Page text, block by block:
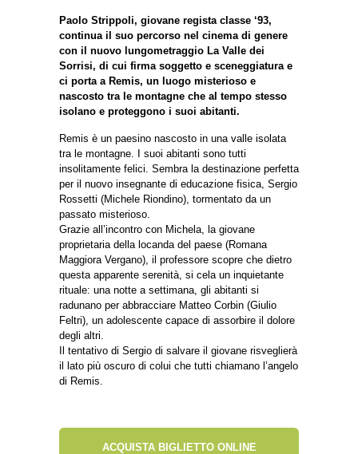
Paolo Strippoli, giovane regista classe ‘93,
continua il suo percorso nel cinema di genere
con il nuovo lungometraggio La Valle dei
Sorrisi, di cui firma soggetto e sceneggiatura e
ci porta a Remis, un luogo misterioso e
nascosto tra le montagne che al tempo stesso
isolano e proteggono i suoi abitanti.
Remis è un paesino nascosto in una valle isolata
tra le montagne. I suoi abitanti sono tutti
insolitamente felici. Sembra la destinazione perfetta
per il nuovo insegnante di educazione fisica, Sergio
Rossetti (Michele Riondino), tormentato da un
passato misterioso.
Grazie all’incontro con Michela, la giovane
proprietaria della locanda del paese (Romana
Maggiora Vergano), il professore scopre che dietro
questa apparente serenità, si cela un inquietante
rituale: una notte a settimana, gli abitanti si
radunano per abbracciare Matteo Corbin (Giulio
Feltri), un adolescente capace di assorbire il dolore
degli altri.
Il tentativo di Sergio di salvare il giovane risveglierà
il lato più oscuro di colui che tutti chiamano l’angelo
di Remis.
ACQUISTA BIGLIETTO ONLINE